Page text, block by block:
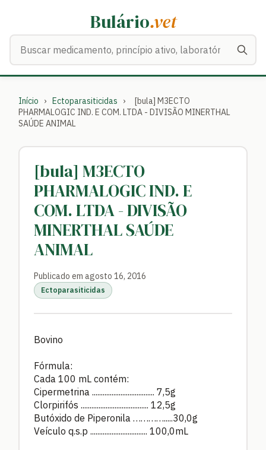
Bulário.vet
Início › Ectoparasiticidas ›
[bula] M3ECTO
PHARMALOGIC IND. E COM. LTDA - DIVISÃO MINERTHAL
SAÚDE ANIMAL
[bula] M3ECTO
PHARMALOGIC IND. E
COM. LTDA - DIVISÃO
MINERTHAL SAÚDE
ANIMAL
Publicado em agosto 16, 2016
Ectoparasiticidas
Bovino
Fórmula:
Cada 100 mL contém:
Cipermetrina ................................... 7,5g
Clorpirifós ...................................... 12,5g
Butóxido de Piperonila ………….....30,0g
Veículo q.s.p ................................ 100,0mL